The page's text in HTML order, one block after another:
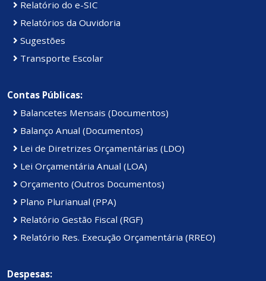
Relatório do e-SIC
Relatórios da Ouvidoria
Sugestões
Transporte Escolar
Contas Públicas:
Balancetes Mensais (Documentos)
Balanço Anual (Documentos)
Lei de Diretrizes Orçamentárias (LDO)
Lei Orçamentária Anual (LOA)
Orçamento (Outros Documentos)
Plano Plurianual (PPA)
Relatório Gestão Fiscal (RGF)
Relatório Res. Execução Orçamentária (RREO)
Despesas: